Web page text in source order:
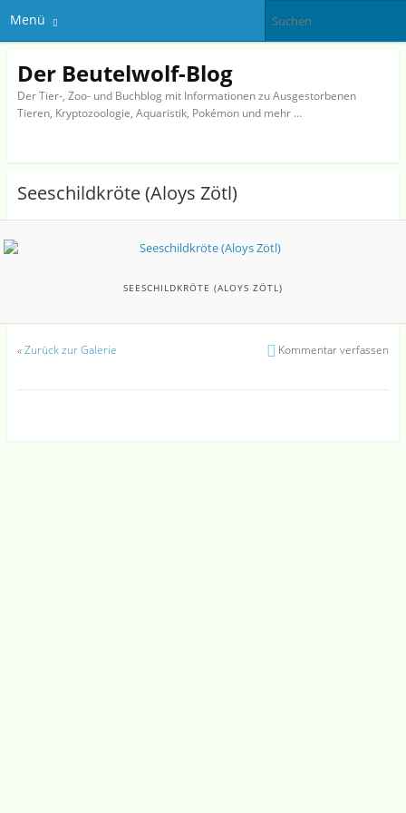
Menü
Der Beutelwolf-Blog
Der Tier-, Zoo- und Buchblog mit Informationen zu Ausgestorbenen
Tieren, Kryptozoologie, Aquaristik, Pokémon und mehr …
Seeschildkröte (Aloys Zötl)
SEESCHILDKRÖTE (ALOYS ZÖTL)
«Zurück zur Galerie Kommentar verfassen